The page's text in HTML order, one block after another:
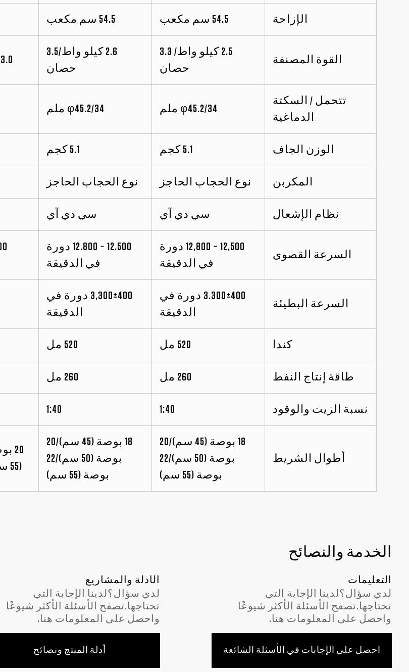
الإزاحة 54.5 سم مكعب 54.5 سم مكعب
القوة المصنفة
2.5 كيلو واط/ 3.3
حصان
2.6 كيلو واط/3.5
حصان
3.0 كيلو واط/4.0 حصان
تتحمل / السكتة
الدماغية
φ45.2/34 ملم φ45.2/34 ملم
الوزن الجاف 5.1 كجم 5.1 كجم
المكربن نوع الحجاب الحاجز نوع الحجاب الحاجز
نظام الإشعال سي دي آي سي دي آي
السرعة القصوى
12,500 ~ 12,800 دورة
في الدقيقة
12.500 ~ 12.800 دورة
في الدقيقة
السرعة البطيئة
3.300±400 دورة في
الدقيقة
3,300±400 دورة في
الدقيقة
كندا 520 مل 520 مل
طاقة إنتاج النفط 260 مل 260 مل
نسبة الزيت والوقود 1:40
1:40
أطوال الشريط
18 بوصة (45 سم)/20
بوصة (50 سم)/22
بوصة (55 سم)
18 بوصة (45 سم)/20
بوصة (50 سم)/22
بوصة (55 سم)
(55 سم)/24 بوصة (60 سم)
الخدمة والنصائح
التعليمات
لدي سؤال؟لدينا الإجابة التي
تحتاجها.تصفح الأسئلة الأكثر شيوعًا
واحصل على المعلومات هنا.
احصل على الإجابات في الأسئلة الشائعة
الأدلة والمشاريع
لدي سؤال؟لدينا الإجابة التي
تحتاجها.تصفح الأسئلة الأكثر شيوعًا
واحصل على المعلومات هنا.
أدلة المنتج ونصائح